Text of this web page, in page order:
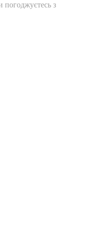
погоджуєтесь з